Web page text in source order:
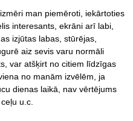
man piemēroti, iekārtoties
interesants, ekrāni arī labi,
izjūtas labas, stūrējas,
aiz sevis varu normāli
var atšķirt no citiem līdzīgas
no manām izvēlēm, ja
dienas laikā, nav vērtējums
u.c.